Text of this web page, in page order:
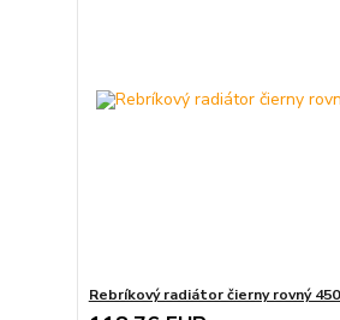
Rebríkový radiátor čierny rovný